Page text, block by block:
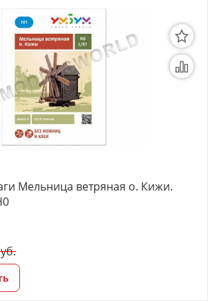
Мельница ветряная о. Кижи.